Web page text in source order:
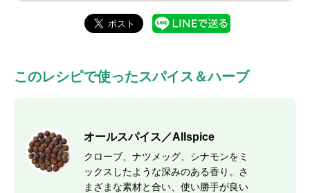
このレシピで使ったスパイス＆ハーブ
オールスパイス／Allspice
クローブ、ナツメッグ、シナモンをミ
ックスしたような深みのある香り。さ
まざまな素材と合い、使い勝手が良い